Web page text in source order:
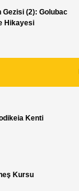
Gezisi (2): Golubac
Hikayesi
Kenti
Kursu